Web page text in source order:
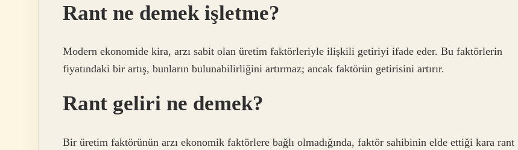
Rant ne demek işletme?
Modern ekonomide kira, arzı sabit olan üretim faktörleriyle ilişkili getiriyi ifade eder. Bu faktörlerin
fiyatındaki bir artış, bunların bulunabilirliğini artırmaz; ancak faktörün getirisini artırır.
Rant geliri ne demek?
Bir üretim faktörünün arzı ekonomik faktörlere bağlı olmadığında, faktör sahibinin elde ettiği kara rant